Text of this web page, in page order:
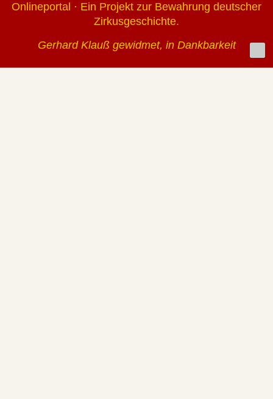
Onlineportal · Ein Projekt zur Bewahrung deutscher
Zirkusgeschichte.
Gerhard Klauß gewidmet, in Dankbarkeit